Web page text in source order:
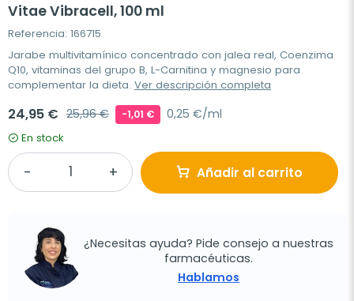
Vitae Vibracell, 100 ml
Referencia: 166715
Jarabe multivitamínico concentrado con jalea real, Coenzima
Q10, vitaminas del grupo B, L-Carnitina y magnesio para
complementar la dieta. Ver descripción completa
24,95 € 25,96 € -1,01 € 0,25 €/ml
En stock
Añadir al carrito
¿Necesitas ayuda? Pide consejo a nuestras
farmacéuticas.
Hablamos